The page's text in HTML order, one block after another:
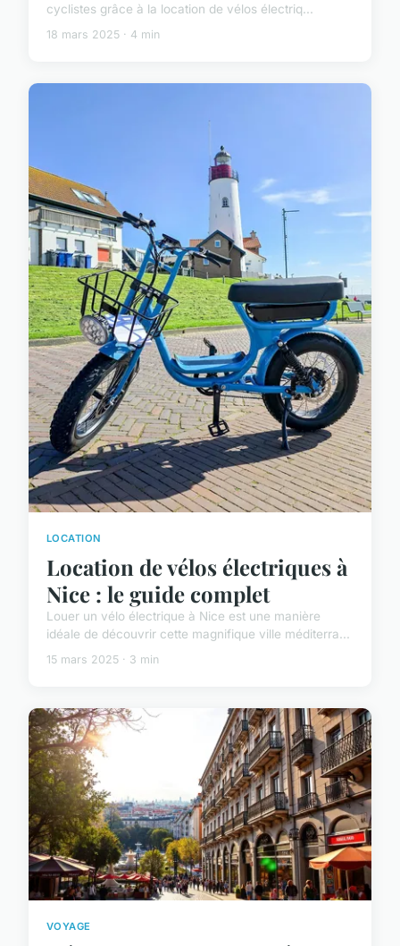
cyclistes grâce à la location de vélos électriq...
18 mars 2025 · 4 min
LOCATION
Location de vélos électriques à
Nice : le guide complet
Louer un vélo électrique à Nice est une manière
idéale de découvrir cette magnifique ville méditerra...
15 mars 2025 · 3 min
VOYAGE